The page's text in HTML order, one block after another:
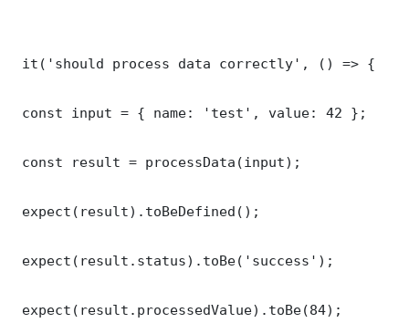
it('should process data correctly', () => {
const input = { name: 'test', value: 42 };
const result = processData(input);
expect(result).toBeDefined();
expect(result.status).toBe('success');
expect(result.processedValue).toBe(84);